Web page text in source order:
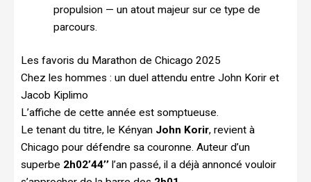
propulsion — un atout majeur sur ce type de
parcours.
Les favoris du Marathon de Chicago 2025
Chez les hommes : un duel attendu entre John Korir et
Jacob Kiplimo
L’affiche de cette année est somptueuse.
Le tenant du titre, le Kényan John Korir, revient à
Chicago pour défendre sa couronne. Auteur d’un
superbe 2h02’44’’ l’an passé, il a déjà annoncé vouloir